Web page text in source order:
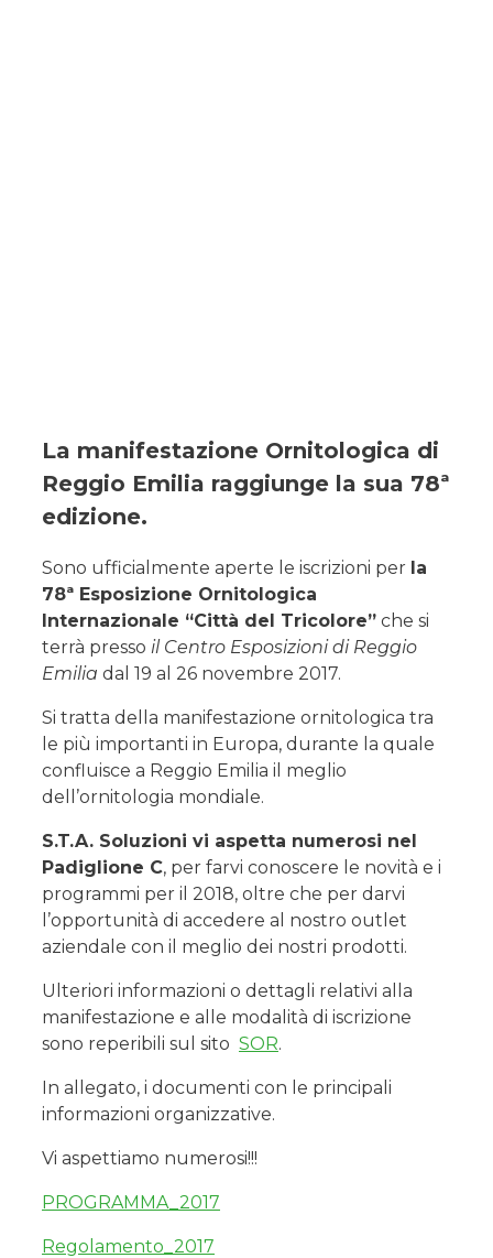
La manifestazione Ornitologica di
Reggio Emilia raggiunge la sua 78ª
edizione.
Sono ufficialmente aperte le iscrizioni per la
78ª Esposizione Ornitologica
Internazionale “Città del Tricolore” che si
terrà presso il Centro Esposizioni di Reggio
Emilia dal 19 al 26 novembre 2017.
Si tratta della manifestazione ornitologica tra
le più importanti in Europa, durante la quale
confluisce a Reggio Emilia il meglio
dell’ornitologia mondiale.
S.T.A. Soluzioni vi aspetta numerosi nel
Padiglione C, per farvi conoscere le novità e i
programmi per il 2018, oltre che per darvi
l’opportunità di accedere al nostro outlet
aziendale con il meglio dei nostri prodotti.
Ulteriori informazioni o dettagli relativi alla
manifestazione e alle modalità di iscrizione
sono reperibili sul sito SOR.
In allegato, i documenti con le principali
informazioni organizzative.
Vi aspettiamo numerosi!!!
PROGRAMMA_2017
Regolamento_2017